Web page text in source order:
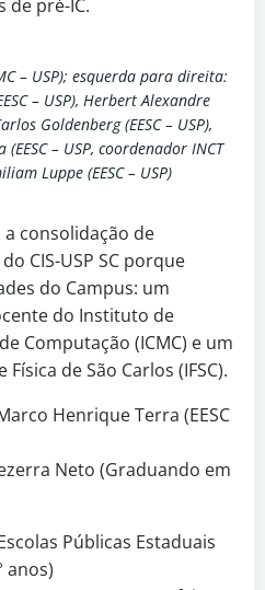
de pré-IC.
– USP); esquerda para direita:
– USP), Herbert Alexandre
Goldenberg (EESC – USP),
– USP, coordenador INCT
Luppe (EESC – USP)
consolidação de
CIS-USP SC porque
do Campus: um
do Instituto de
Computação (ICMC) e um
de São Carlos (IFSC).
Henrique Terra (EESC
Neto (Graduando em
Públicas Estaduais
anos)